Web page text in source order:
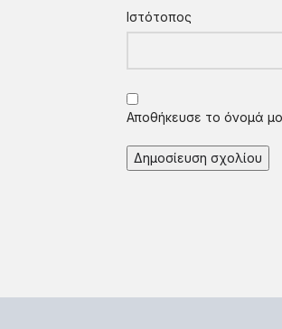
Ιστότοπος
Αποθήκευσε το όνομά